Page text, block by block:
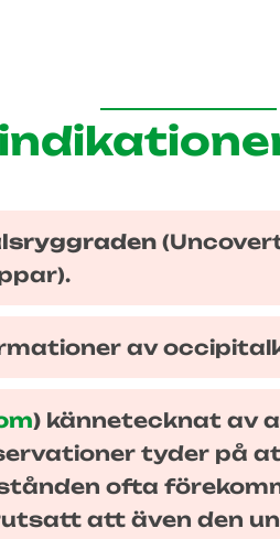
av
) kännetecknat av
tyder på
ofta
att även den